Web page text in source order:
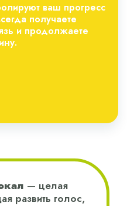
ваш прогресс
получаете
и продолжаете
— целая
развить голос,